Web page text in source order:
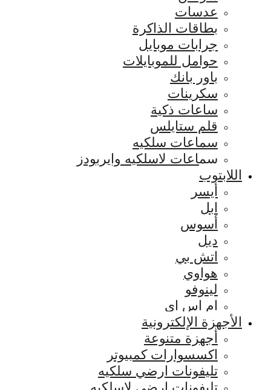
عدسات
بطاقات الذاكرة
جرابات موبايل
حوامل للموبايلات
باور بانك
سكرينات
ساعات ذكية
قلم ستايلس
سماعات سلكيه
سماعات لاسلكيه وايربودز
اللابتوب
أيسر
ابل
أسوس
ديل
اتش بي
هواوي
لينوفو
ام اس اي
الأجهزة الإلكترونية
أجهزة متنوعة
اكسسوارات كمبيوتر
تليفونات ارضي سلكيه